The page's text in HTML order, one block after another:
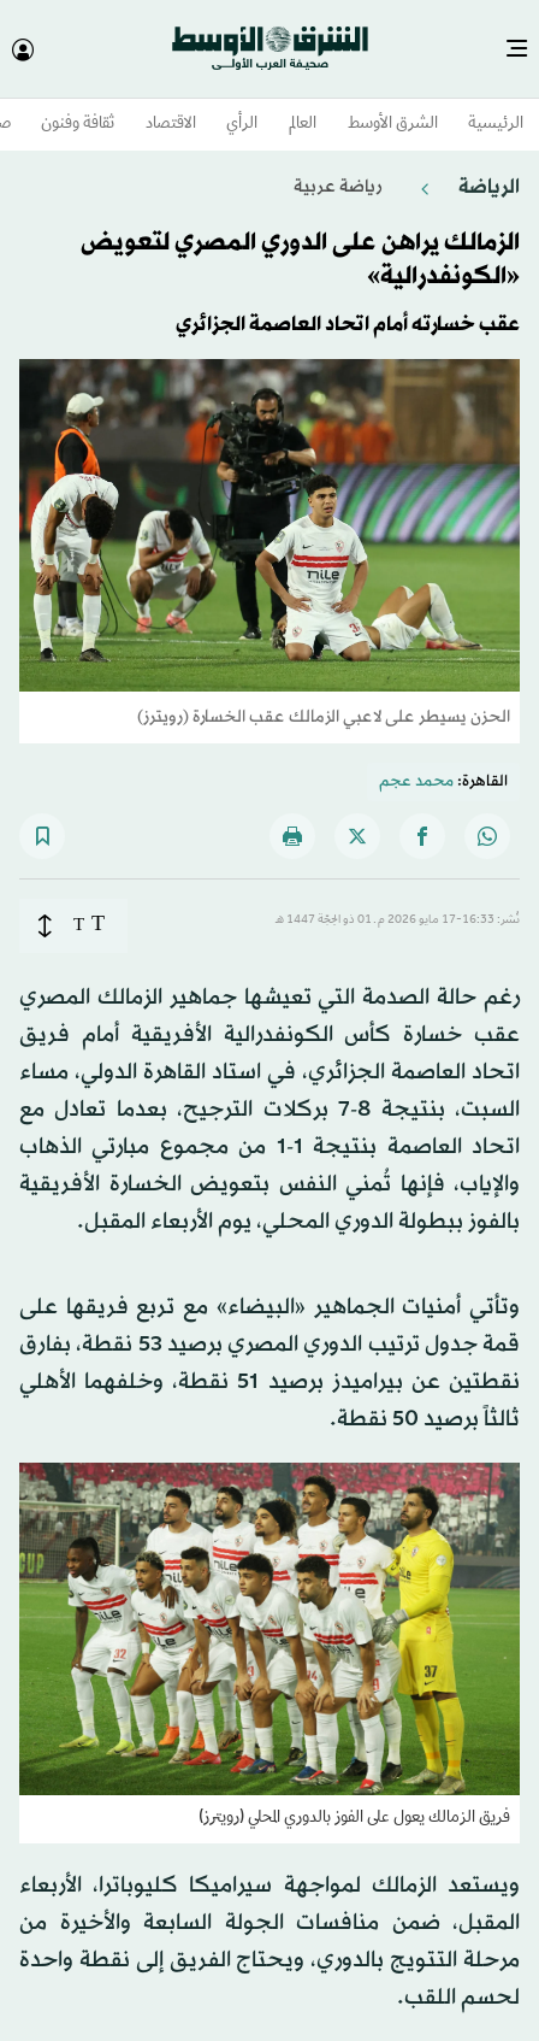
الرئيسية الشرق الأوسط​ العالم الرأي الاقتصاد ثقافة وفنون
الرياضة رياضة عربية
الزمالك يراهن على الدوري المصري لتعويض
«الكونفدرالية»
عقب خسارته أمام اتحاد العاصمة الجزائري
الحزن يسيطر على لاعبي الزمالك عقب الخسارة (رويترز)
القاهرة:محمد عجم
نُشر: 16:33-17 مايو 2026 م ـ 01 ذو الحِجّة 1447 هـ T
T
رغم حالة الصدمة التي تعيشها جماهير الزمالك المصري
عقب خسارة كأس الكونفدرالية الأفريقية أمام فريق
اتحاد العاصمة الجزائري، في استاد القاهرة الدولي، مساء
السبت، بنتيجة 8-7 بركلات الترجيح، بعدما تعادل مع
اتحاد العاصمة بنتيجة 1-1 من مجموع مبارتي الذهاب
والإياب، فإنها تُمني النفس بتعويض الخسارة الأفريقية
بالفوز ببطولة الدوري المحلي، يوم الأربعاء المقبل.
وتأتي أمنيات الجماهير «البيضاء» مع تربع فريقها على
قمة جدول ترتيب الدوري المصري برصيد 53 نقطة، بفارق
نقطتين عن بيراميدز برصيد 51 نقطة، وخلفهما الأهلي
ثالثاً برصيد 50 نقطة.
فريق الزمالك يعول على الفوز بالدوري المحلي (رويترز)
ويستعد الزمالك لمواجهة سيراميكا كليوباترا، الأربعاء
المقبل، ضمن منافسات الجولة السابعة والأخيرة من
مرحلة التتويج بالدوري، ويحتاج الفريق إلى نقطة واحدة
لحسم اللقب.